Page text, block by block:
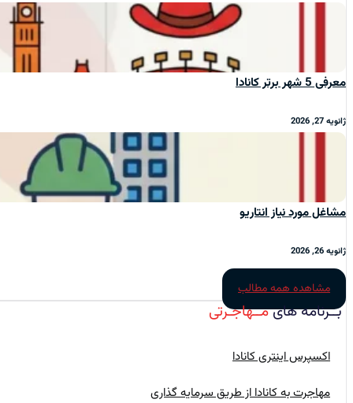
معرفی 5 شهر برتر کانادا
ژانویه 27, 2026
مشاغل مورد نیاز انتاریو
ژانویه 26, 2026
مشاهده همه مطالب
بــرنامه‌ هایمــهاجـرتی
اکسپرس اینتری کانادا
مهاجرت به کانادا از طریق سرمایه گذاری